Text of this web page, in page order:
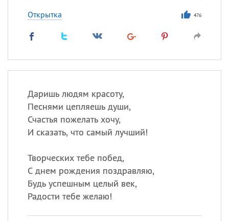
Открытка 476
Даришь людям красоту,
Песнями цепляешь души,
Счастья пожелать хочу,
И сказать, что самый лучший!
Творческих тебе побед,
С днем рождения поздравляю,
Будь успешным целый век,
Радости тебе желаю!